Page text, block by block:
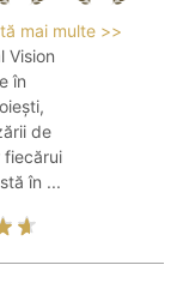
mai multe >>
Vision
în
de
fiecărui
în ...